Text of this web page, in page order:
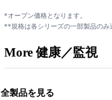
*オープン価格となります。
**規格は各シリーズの一部製品のみ
More 健康／監視
全製品を見る